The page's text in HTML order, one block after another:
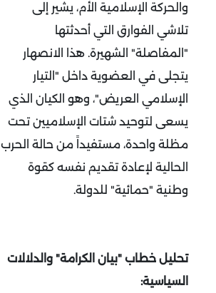
والحركة الإسلامية الأم، يشير إلى
تلاشي الفوارق التي أحدثتها
"المفاصلة" الشهيرة. هذا الانصهار
يتجلى في العضوية داخل "التيار
الإسلامي العريض"، وهو الكيان الذي
يسعى لتوحيد شتات الإسلاميين تحت
مظلة واحدة، مستفيداً من حالة الحرب
الحالية لإعادة تقديم نفسه كقوة
وطنية "حمائية" للدولة.
تحليل خطاب "بيان الكرامة" والدلالات
السياسية: